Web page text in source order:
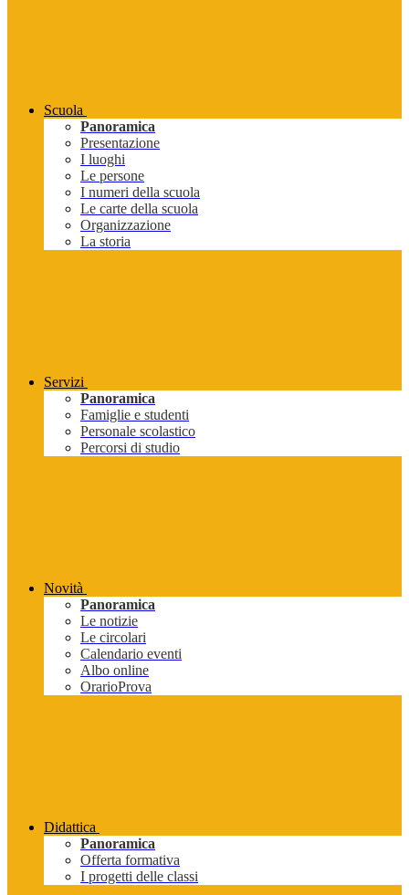
Scuola
Panoramica
Presentazione
I luoghi
Le persone
I numeri della scuola
Le carte della scuola
Organizzazione
La storia
Servizi
Panoramica
Famiglie e studenti
Personale scolastico
Percorsi di studio
Novità
Panoramica
Le notizie
Le circolari
Calendario eventi
Albo online
OrarioProva
Didattica
Panoramica
Offerta formativa
I progetti delle classi